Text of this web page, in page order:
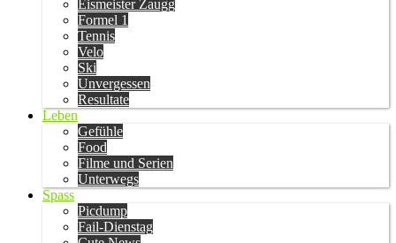
Eismeister Zaugg
Formel 1
Tennis
Velo
Ski
Unvergessen
Resultate
Leben
Gefühle
Food
Filme und Serien
Unterwegs
Spass
Picdump
Fail-Dienstag